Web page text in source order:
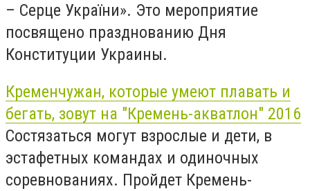
– Серце України». Это мероприятие
посвящено празднованию Дня
Конституции Украины.
Кременчужан, которые умеют плавать и
бегать, зовут на "Кремень-акватлон" 2016
Состязаться могут взрослые и дети, в
эстафетных командах и одиночных
соревнованиях. Пройдет Кремень-